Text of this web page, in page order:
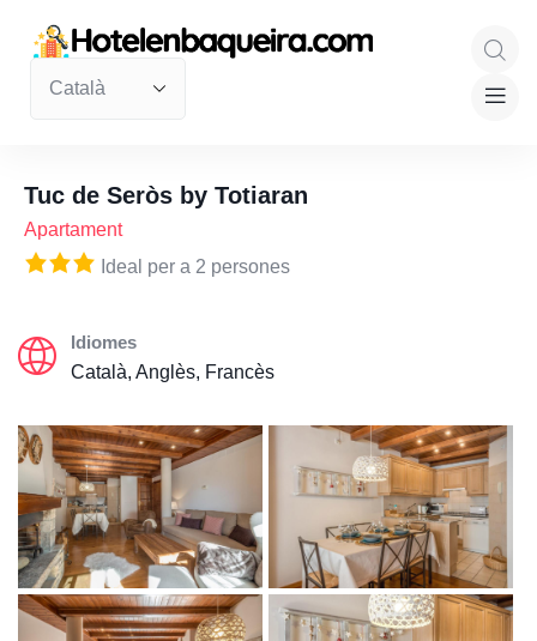
Tuc de Seròs by Totiaran
Apartament
Ideal per a 2 persones
Idiomes
Català, Anglès, Francès